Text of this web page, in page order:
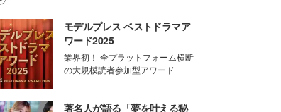
モデルプレス ベストドラマア
ワード2025
業界初！ 全プラットフォーム横断
の大規模読者参加型アワード
著名人が語る「夢を叶える秘